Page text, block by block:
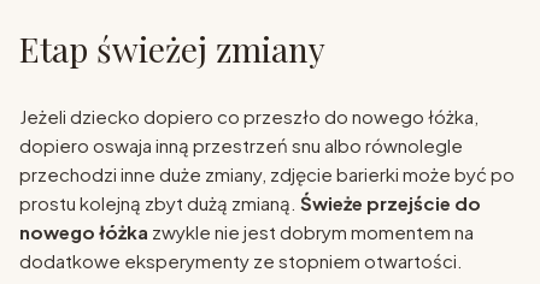
Etap świeżej zmiany
Jeżeli dziecko dopiero co przeszło do nowego łóżka,
dopiero oswaja inną przestrzeń snu albo równolegle
przechodzi inne duże zmiany, zdjęcie barierki może być po
prostu kolejną zbyt dużą zmianą. Świeże przejście do
nowego łóżka zwykle nie jest dobrym momentem na
dodatkowe eksperymenty ze stopniem otwartości.